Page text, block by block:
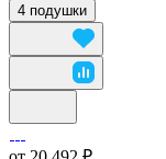
4 подушки